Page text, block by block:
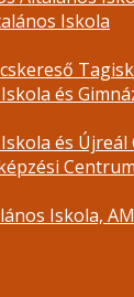
Iskola
és
és Újreál
Iskola,